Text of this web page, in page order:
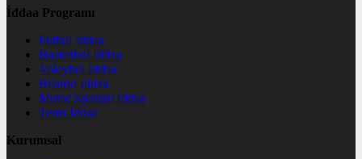
İddaa Programı
Futbol İddaa
Basketbol İddaa
Voleybol İddaa
Bilardo İddaa
Motor Sporları İddaa
Tenis İddaa
Kurumsal